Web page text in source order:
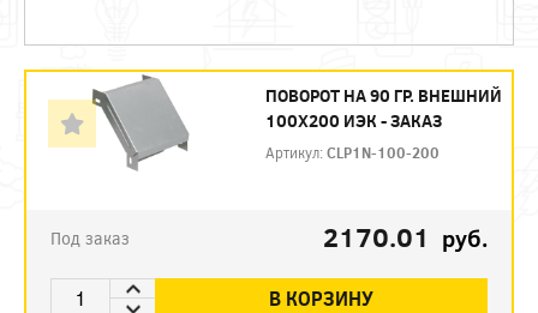
ПОВОРОТ НА 90 ГР. ВНЕШНИЙ
100Х200 ИЭК - ЗАКАЗ
Артикул:CLP1N-100-200
Под заказ 2170.01 руб.
В КОРЗИНУ